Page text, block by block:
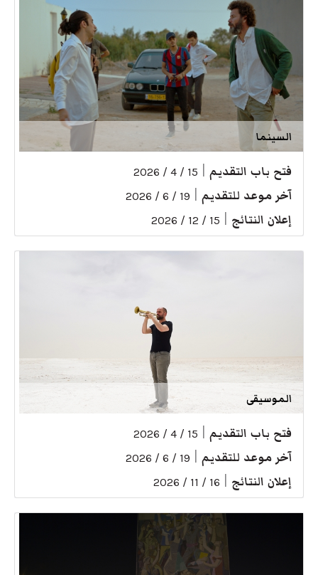
السينما
فتح باب التقديم 15 / 4 / 2026
آخر موعد للتقديم 19 / 6 / 2026
إعلان النتائج 15 / 12 / 2026
الموسيقى
فتح باب التقديم 15 / 4 / 2026
آخر موعد للتقديم 19 / 6 / 2026
إعلان النتائج 16 / 11 / 2026